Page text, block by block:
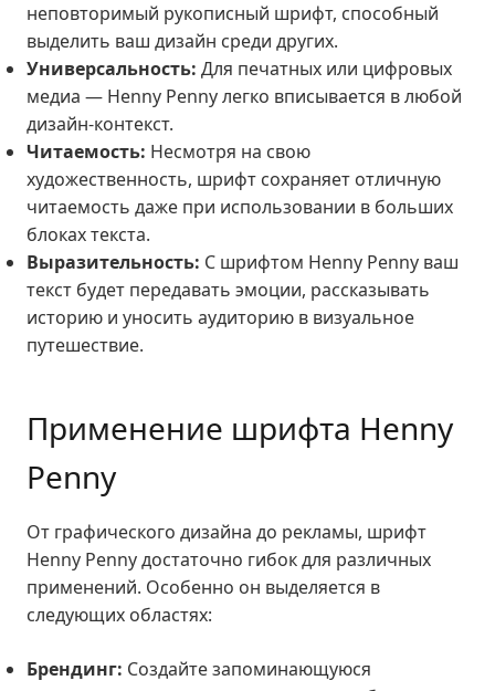
неповторимый рукописный шрифт, способный
выделить ваш дизайн среди других.
Универсальность: Для печатных или цифровых
медиа — Henny Penny легко вписывается в любой
дизайн-контекст.
Читаемость: Несмотря на свою
художественность, шрифт сохраняет отличную
читаемость даже при использовании в больших
блоках текста.
Выразительность: С шрифтом Henny Penny ваш
текст будет передавать эмоции, рассказывать
историю и уносить аудиторию в визуальное
путешествие.
Применение шрифта Henny
Penny
От графического дизайна до рекламы, шрифт
Henny Penny достаточно гибок для различных
применений. Особенно он выделяется в
следующих областях:
Брендинг: Создайте запоминающуюся